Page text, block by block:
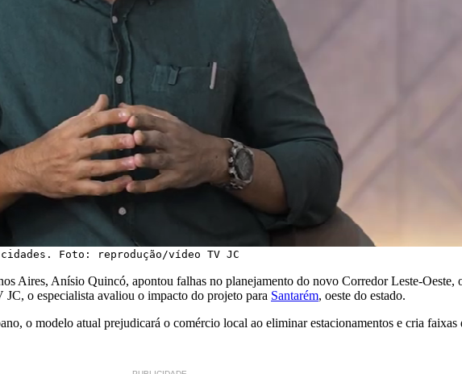
Foto: reprodução/vídeo TV JC
Aires, Anísio Quincó, apontou falhas no planejamento do novo Corredor Leste-
o especialista avaliou o impacto do projeto para Santarém, oeste do estado.
o modelo atual prejudicará o comércio local ao eliminar estacionamentos e cria